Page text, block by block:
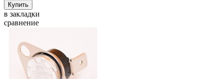
в закладки
сравнение